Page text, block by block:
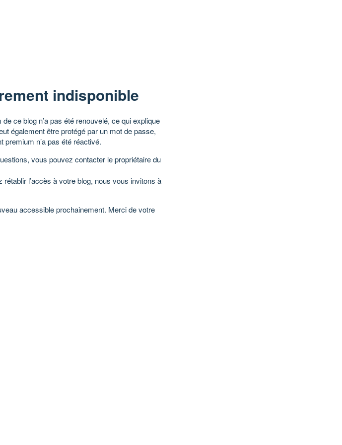
indisponible
ce blog n’a pas été renouvelé, ce qui explique
également être protégé par un mot de passe,
premium n’a pas été réactivé.
vous pouvez contacter le propriétaire du
rétablir l’accès à votre blog, nous vous invitons à
accessible prochainement. Merci de votre